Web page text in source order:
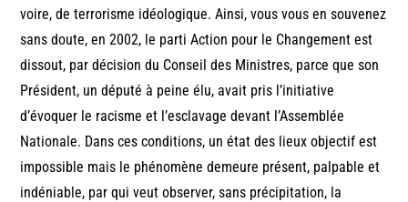
voire, de terrorisme idéologique. Ainsi, vous vous en souvenez
sans doute, en 2002, le parti Action pour le Changement est
dissout, par décision du Conseil des Ministres, parce que son
Président, un député à peine élu, avait pris l’initiative
d’évoquer le racisme et l’esclavage devant l’Assemblée
Nationale. Dans ces conditions, un état des lieux objectif est
impossible mais le phénomène demeure présent, palpable et
indéniable, par qui veut observer, sans précipitation, la